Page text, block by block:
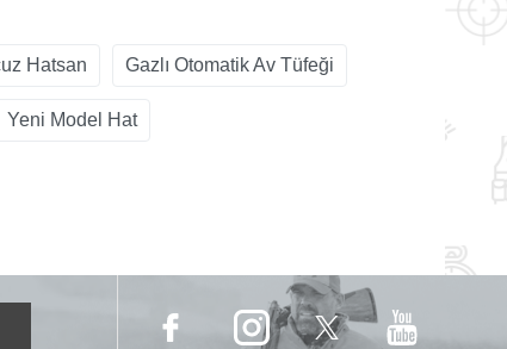
Hatsan Gazlı Otomatik Av Tüfeği
Yeni Model Hat